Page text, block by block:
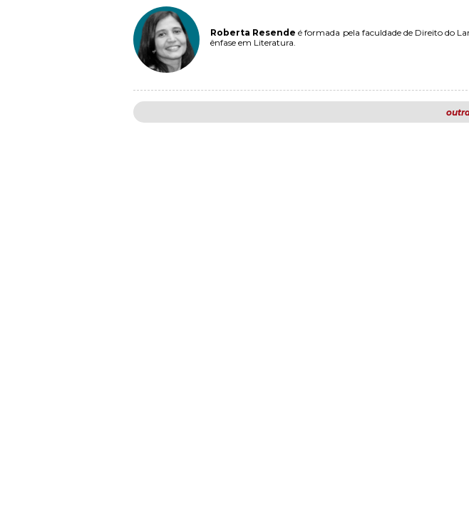
Roberta Resende é formada pela faculdade de Direito do
ênfase em Literatura.